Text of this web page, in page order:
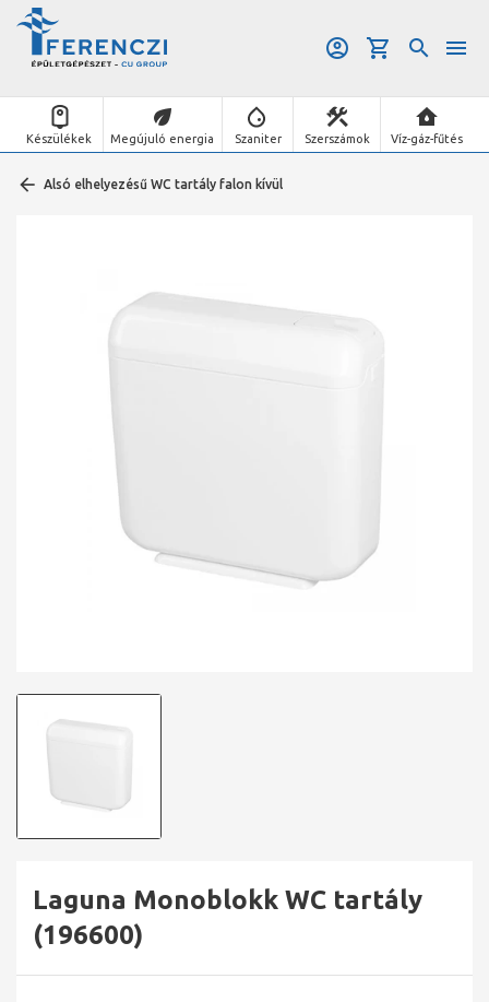
Készülékek Megújuló energia Szaniter Szerszámok Víz-gáz-fűtés
Alsó elhelyezésű WC tartály falon kívül
Laguna Monoblokk WC tartály
(196600)